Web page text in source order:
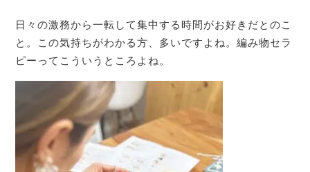
日々の激務から一転して集中する時間がお好きだとのこ
と。この気持ちがわかる方、多いですよね。編み物セラ
ピーってこういうところよね。